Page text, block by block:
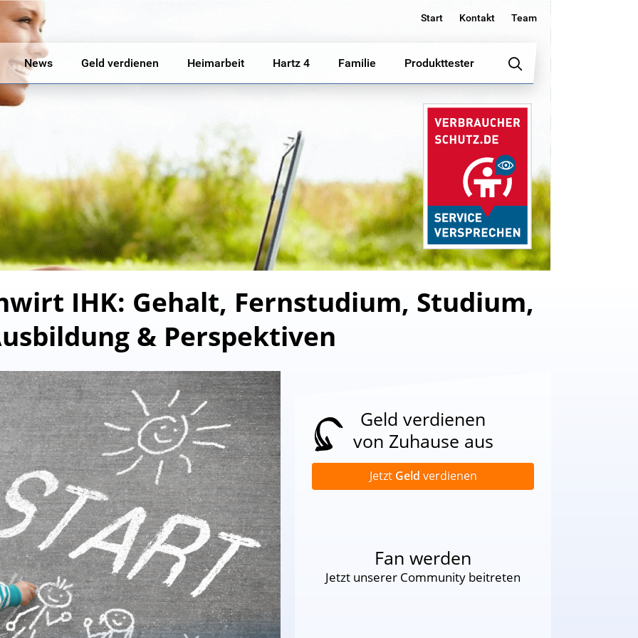
Start Kontakt Team
News Geld verdienen Heimarbeit Hartz 4 Familie Produkttester
IHK: Gehalt, Fernstudium, Studium,
& Perspektiven
Geld verdienen
von Zuhause aus
Jetzt Geld verdienen
Fan werden
Jetzt unserer Community beitreten